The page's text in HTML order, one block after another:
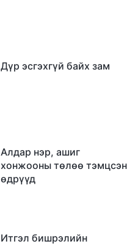
Дүр эсгэхгүй байх зам
Алдар нэр, ашиг
хонжооны төлөө тэмцсэн
өдрүүд
Итгэл бишрэлийн